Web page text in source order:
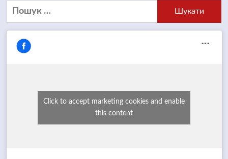
Пошук:
Click to accept marketing cookies and enable
this content